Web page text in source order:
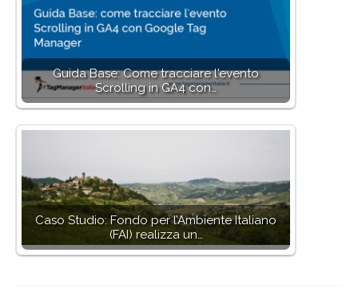
Guida Base: Come tracciare l'evento
Scrolling in GA4 con…
Caso Studio: Fondo per l’Ambiente Italiano
(FAI) realizza un…